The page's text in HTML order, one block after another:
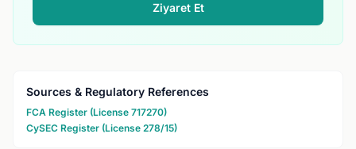
Ziyaret Et
Sources & Regulatory References
FCA Register (License 717270)
CySEC Register (License 278/15)